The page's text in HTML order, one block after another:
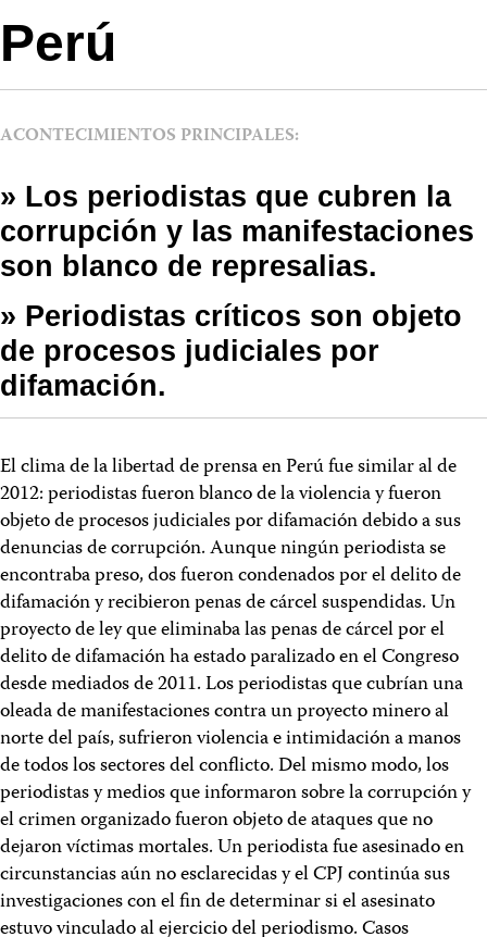
Perú
ACONTECIMIENTOS PRINCIPALES:
» Los periodistas que cubren la
corrupción y las manifestaciones
son blanco de represalias.
» Periodistas críticos son objeto
de procesos judiciales por
difamación.
El clima de la libertad de prensa en Perú fue similar al de
2012: periodistas fueron blanco de la violencia y fueron
objeto de procesos judiciales por difamación debido a sus
denuncias de corrupción. Aunque ningún periodista se
encontraba preso, dos fueron condenados por el delito de
difamación y recibieron penas de cárcel suspendidas. Un
proyecto de ley que eliminaba las penas de cárcel por el
delito de difamación ha estado paralizado en el Congreso
desde mediados de 2011. Los periodistas que cubrían una
oleada de manifestaciones contra un proyecto minero al
norte del país, sufrieron violencia e intimidación a manos
de todos los sectores del conflicto. Del mismo modo, los
periodistas y medios que informaron sobre la corrupción y
el crimen organizado fueron objeto de ataques que no
dejaron víctimas mortales. Un periodista fue asesinado en
circunstancias aún no esclarecidas y el CPJ continúa sus
investigaciones con el fin de determinar si el asesinato
estuvo vinculado al ejercicio del periodismo. Casos